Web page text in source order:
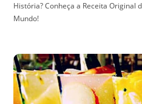
História? Conheça a Receita Original
Mundo!